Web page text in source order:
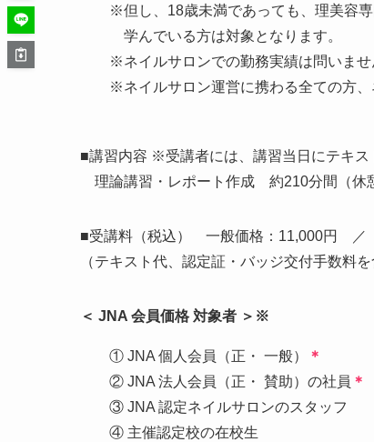
※但し、18歳未満であっても、理美容
学んでいる方は対象となります。
※ネイルサロンでの勤務実績は問いませ
※ネイルサロン運営に携わる全ての方、
■講習内容 ※受講者には、講習当日にテキス
理論講習・レポート作成 約210分間（休
■受講料（税込） 一般価格：11,000円 ／
（テキスト代、認定証・バッジ交付手数料を
＜ JNA 会員価格 対象者 ＞※
① JNA 個人会員（正・ 一般）
＊
② JNA 法人会員（正・ 賛助）の社員 ＊
③ JNA 認定ネイルサロンのスタッフ
④ 主催認定校の在校生